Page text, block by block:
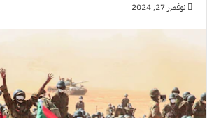
نوفمبر 27, 2024